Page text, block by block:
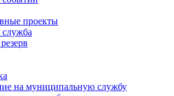
проекты
на муниципальную службу